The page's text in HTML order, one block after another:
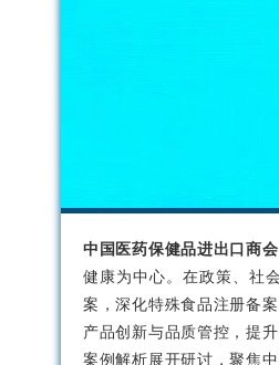
中国医药保健品进出口商
健康为中心。在政策、社
案，深化特殊食品注册备
产品创新与品质管控，提
案例解析展开研讨，聚焦